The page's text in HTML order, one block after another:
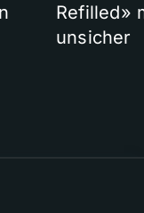
Refilled»
unsicher